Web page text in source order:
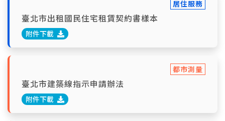
居住服務
臺北市出租國民住宅租賃契約書樣本
附件下載
都市測量
臺北市建築線指示申請辦法
附件下載